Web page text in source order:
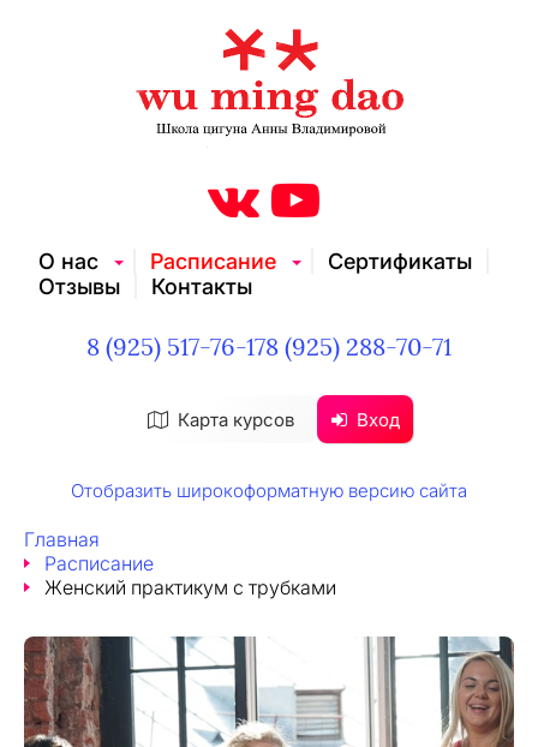
О нас Расписание
Сертификаты
Отзывы
Контакты
Карта курсов Вход
8 (925) 517-76-178 (925) 288-70-71
Отобразить широкоформатную версию сайта
Главная
Расписание
Женский практикум с трубками